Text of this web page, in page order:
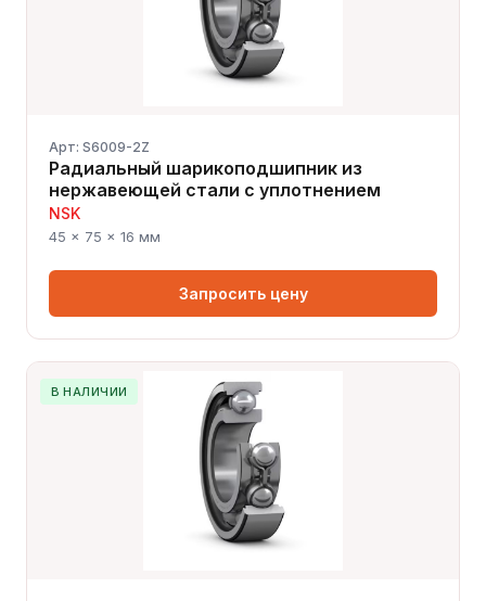
Арт: S6009-2Z
Радиальный шарикоподшипник из
нержавеющей стали с уплотнением
NSK
45 × 75 × 16 мм
Запросить цену
В НАЛИЧИИ